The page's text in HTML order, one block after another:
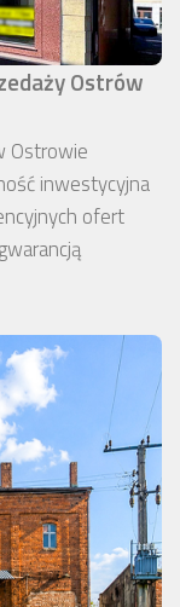
Ostrów
Ostrowie
inwestycyjna
ofert